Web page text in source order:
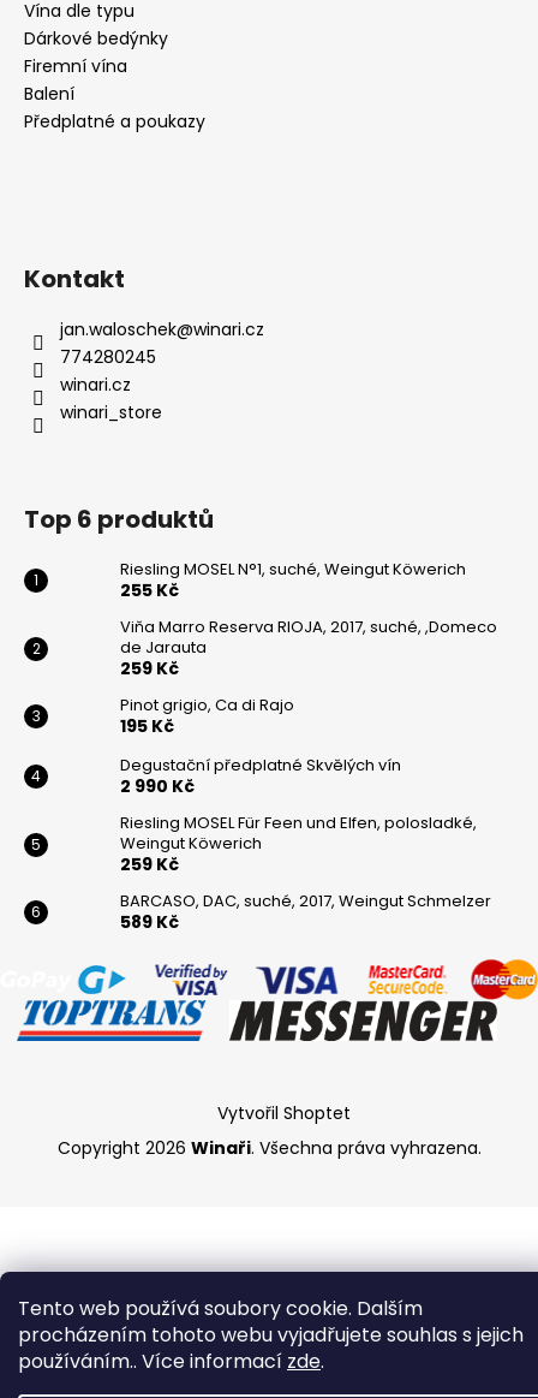
Tento web používá soubory cookie. Dalším
procházením tohoto webu vyjadřujete souhlas s jejich
používáním.. Více informací zde.
Vína dle typu
Dárkové bedýnky
Firemní vína
Balení
Předplatné a poukazy
Kontakt
jan.waloschek@winari.cz
774280245
winari.cz
winari_store
Top 6 produktů
Riesling MOSEL N°1, suché, Weingut Köwerich
255 Kč
Viňa Marro Reserva RIOJA, 2017, suché, ,Domeco
de Jarauta
259 Kč
Pinot grigio, Ca di Rajo
195 Kč
Degustační předplatné Skvělých vín
2 990 Kč
Riesling MOSEL Für Feen und Elfen, polosladké,
Weingut Köwerich
259 Kč
BARCASO, DAC, suché, 2017, Weingut Schmelzer
589 Kč
Vytvořil Shoptet
Copyright 2026 Winaři. Všechna práva vyhrazena.